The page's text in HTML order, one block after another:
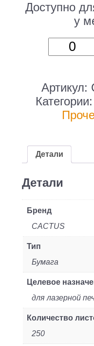
Доступно
у
товара
Cactus
CS-
белый
для
печати
Артикул:
Категории:
Детали
Детали
Бренд
CACTUS
Тип
Бумага
Целевое
для лазерной
Количество
250